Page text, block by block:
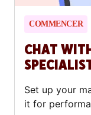
COMMENCER
CHAT
Set up your
it for